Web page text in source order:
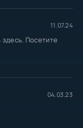
11.07.24
Посетите
04.03.23